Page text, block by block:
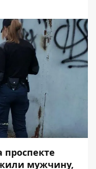
проспекте
мужчину,